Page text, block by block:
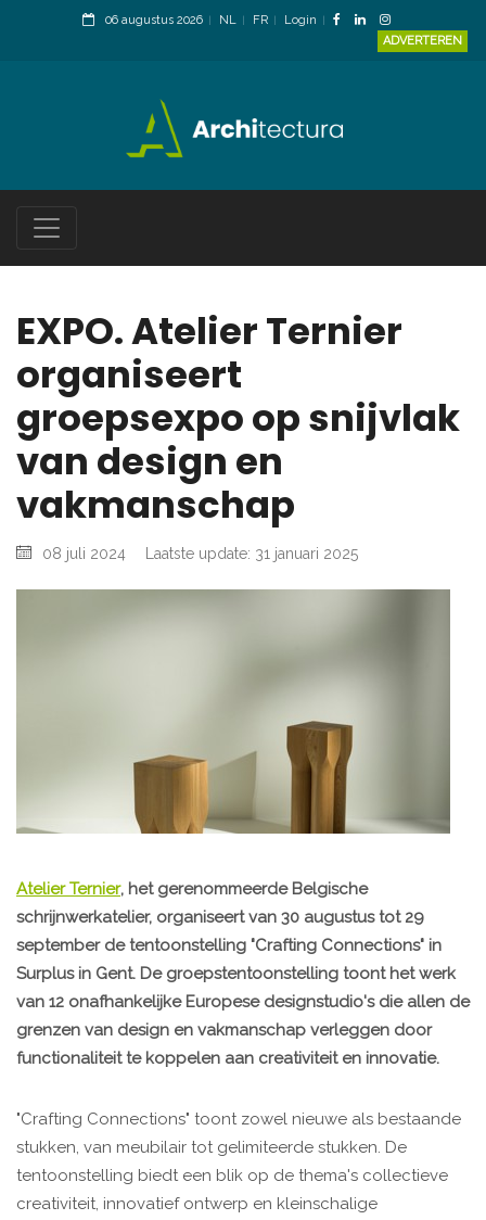
06 augustus 2026 NL FR
Login
ADVERTEREN
EXPO. Atelier Ternier
organiseert
groepsexpo op snijvlak
van design en
vakmanschap
08 juli 2024 Laatste update: 31 januari 2025
Atelier Ternier, het gerenommeerde Belgische
schrijnwerkatelier, organiseert van 30 augustus tot 29
september de tentoonstelling "Crafting Connections" in
Surplus in Gent. De groepstentoonstelling toont het werk
van 12 onafhankelijke Europese designstudio's die allen de
grenzen van design en vakmanschap verleggen door
functionaliteit te koppelen aan creativiteit en innovatie.
"Crafting Connections" toont zowel nieuwe als bestaande
stukken, van meubilair tot gelimiteerde stukken. De
tentoonstelling biedt een blik op de thema's collectieve
creativiteit, innovatief ontwerp en kleinschalige